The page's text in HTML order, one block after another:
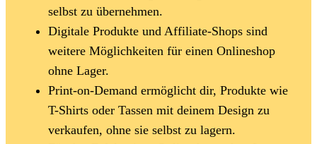
selbst zu übernehmen.
Digitale Produkte und Affiliate-Shops sind
weitere Möglichkeiten für einen Onlineshop
ohne Lager.
Print-on-Demand ermöglicht dir, Produkte wie
T-Shirts oder Tassen mit deinem Design zu
verkaufen, ohne sie selbst zu lagern.